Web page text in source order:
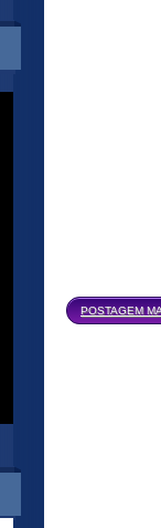
POSTAGEM